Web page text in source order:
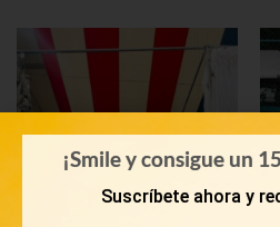
¡Smile y consigue un
Suscríbete ahora y